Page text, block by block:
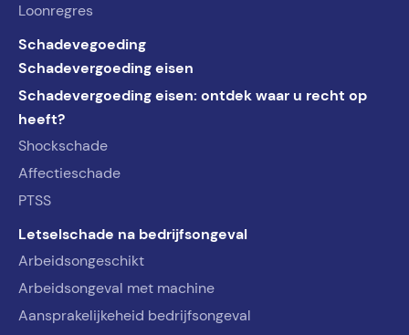
Loonregres
Schadevegoeding
Schadevergoeding eisen
Schadevergoeding eisen: ontdek waar u recht op
heeft?
Shockschade
Affectieschade
PTSS
Letselschade na bedrijfsongeval
Arbeidsongeschikt
Arbeidsongeval met machine
Aansprakelijkeheid bedrijfsongeval